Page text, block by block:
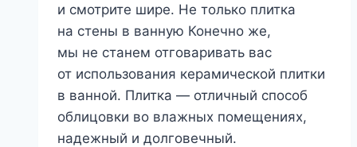
и смотрите шире. Не только плитка
на стены в ванную Конечно же,
мы не станем отговаривать вас
от использования керамической плитки
в ванной. Плитка — отличный способ
облицовки во влажных помещениях,
надежный и долговечный.